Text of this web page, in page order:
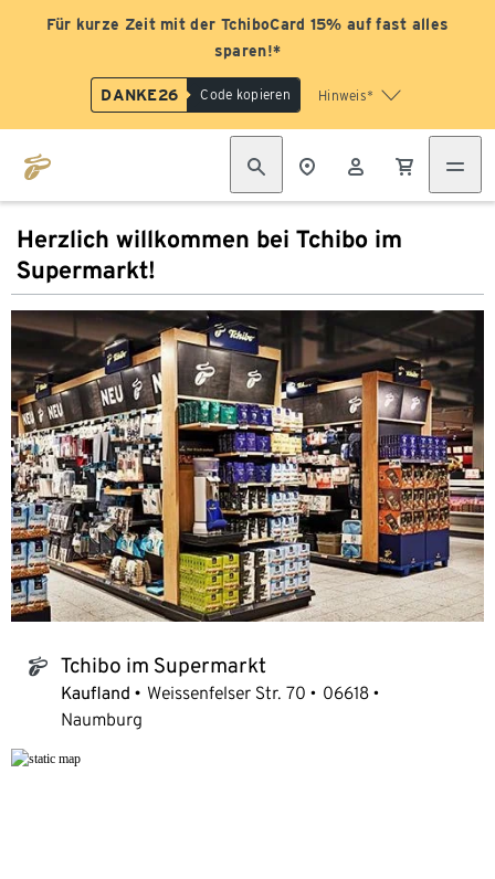
Für kurze Zeit mit der TchiboCard 15% auf fast alles
sparen!*
DANKE26 Code kopieren Hinweis*
Herzlich willkommen bei Tchibo im
Supermarkt!
tchibo_logo Tchibo im Supermarkt
Kaufland Weissenfelser Str. 70
06618
Naumburg